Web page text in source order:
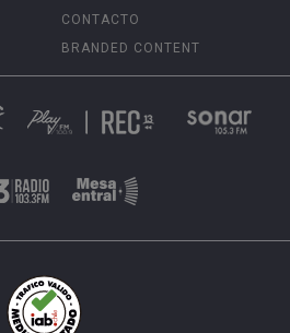
CONTACTO
BRANDED CONTENT